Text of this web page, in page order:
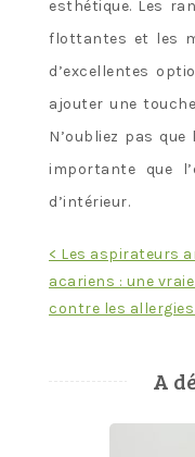
esthétique. Les
flottantes et les
d’excellentes
ajouter une
N’oubliez pas
importante que
d’intérieur.
Navigation
< Les aspirateurs
acariens : une
contre les allergies
A